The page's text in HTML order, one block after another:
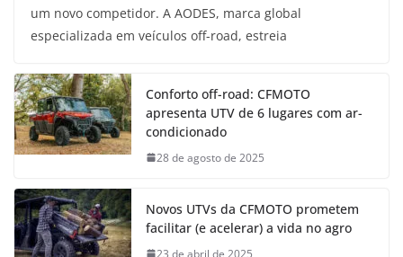
um novo competidor. A AODES, marca global
especializada em veículos off-road, estreia
Conforto off-road: CFMOTO
apresenta UTV de 6 lugares com ar-
condicionado
28 de agosto de 2025
Novos UTVs da CFMOTO prometem
facilitar (e acelerar) a vida no agro
23 de abril de 2025